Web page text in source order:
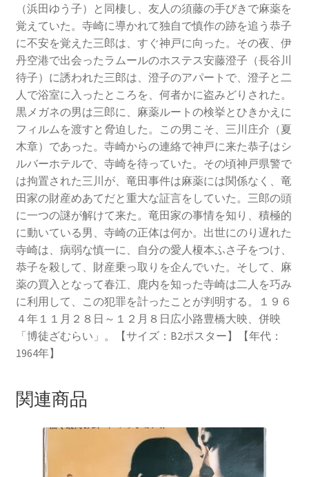
（浜田ゆう子）と同棲し、友人の須藤の手びきで麻薬を
覚えていた。寺崎に導かれて独自で慎作の跡を追う恭子
に不安を覚えた三郎は、すぐ神戸に向った。その夜、伊
丹空港で出会ったラムールのホステス安藤澄子（長谷川
待子）に誘われた三郎は、澄子のアパートで、澄子と二
人で浴室に入ったところを、何者かに盗みどりされた。
黒メガネの男は三郎に、麻薬ルートの検挙とひきかえに
フィルムを渡すと脅迫した。この男こそ、三川庄介（夏
木章）であった。寺崎からの連絡で神戸に来た恭子はシ
ルバーホテルで、寺崎を待っていた。その頃神戸県警で
は拘置された三川が、竜田事件は麻薬には関係なく、竜
田家の財産めあてだと重大な証言をしていた。三郎の頭
に一つの謎が解けて来た。竜田家の事情を知り、積極的
に動いている男、寺崎の正体は何か。出世にのり遅れた
寺崎は、病弱な慎一に、自分の愛人榎本ふさ子をつけ、
恭子を殺して、財産乗っ取りを企んでいた。そして、麻
薬の買入となって春江、鹿内を知った寺崎は二人を巧み
に利用して、この犯罪を計ったことが判明する。１９６
４年１１月２８日～１２月８日広小路豊橋大映、併映
「博徒ざむらい」。【サイズ：B2ポスター】【年代：
1964年】
関連商品